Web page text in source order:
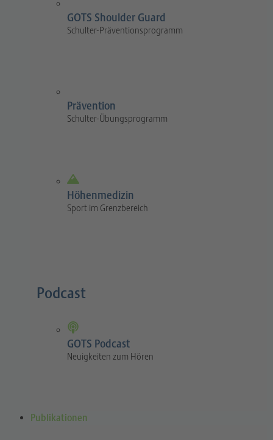
GOTS Shoulder Guard
Schulter-Präventionsprogramm
Prävention
Schulter-Übungsprogramm
Höhenmedizin
Sport im Grenzbereich
Podcast
GOTS Podcast
Neuigkeiten zum Hören
Publikationen